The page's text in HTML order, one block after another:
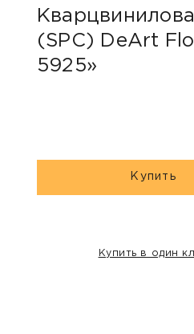
(SPC) DeArt
5925»
Купить
Купить в один